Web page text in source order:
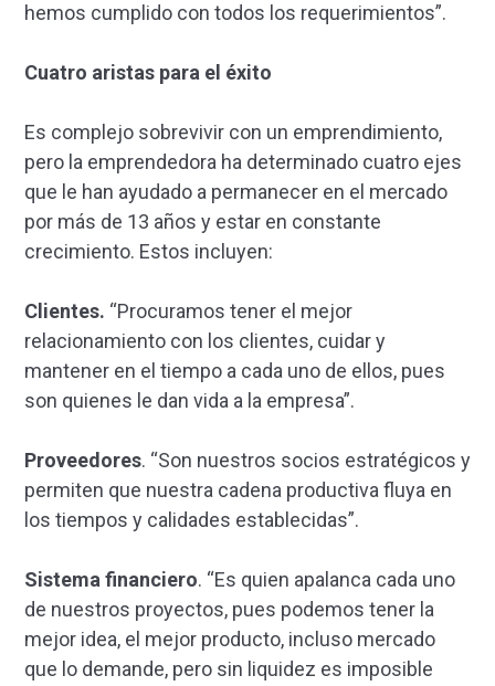
hemos cumplido con todos los requerimientos”.
Cuatro aristas para el éxito
Es complejo sobrevivir con un emprendimiento,
pero la emprendedora ha determinado cuatro ejes
que le han ayudado a permanecer en el mercado
por más de 13 años y estar en constante
crecimiento. Estos incluyen:
Clientes. “Procuramos tener el mejor
relacionamiento con los clientes, cuidar y
mantener en el tiempo a cada uno de ellos, pues
son quienes le dan vida a la empresa”.
Proveedores. “Son nuestros socios estratégicos y
permiten que nuestra cadena productiva fluya en
los tiempos y calidades establecidas”.
Sistema financiero. “Es quien apalanca cada uno
de nuestros proyectos, pues podemos tener la
mejor idea, el mejor producto, incluso mercado
que lo demande, pero sin liquidez es imposible